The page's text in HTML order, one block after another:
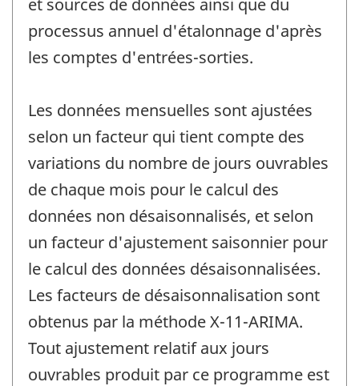
processus annuel d'étalonnage d'après
les comptes d'entrées-sorties.
Les données mensuelles sont ajustées
selon un facteur qui tient compte des
variations du nombre de jours ouvrables
de chaque mois pour le calcul des
données non désaisonnalisés, et selon
un facteur d'ajustement saisonnier pour
le calcul des données désaisonnalisées.
Les facteurs de désaisonnalisation sont
obtenus par la méthode X-11-ARIMA.
Tout ajustement relatif aux jours
ouvrables produit par ce programme est